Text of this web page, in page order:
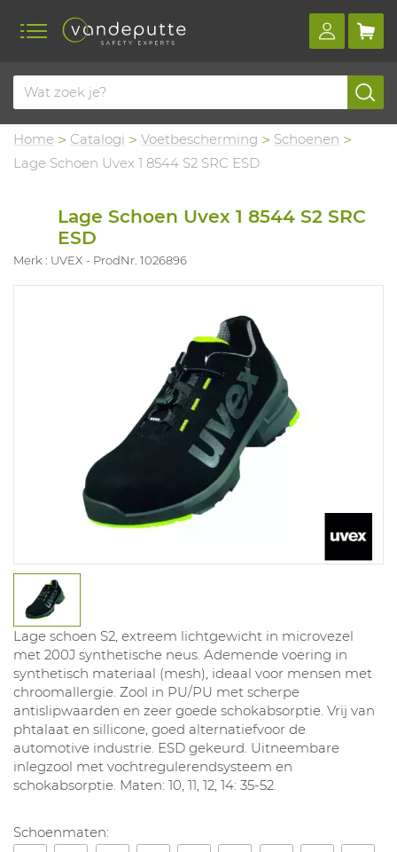
Home Catalogi Voetbescherming
Schoenen
Lage Schoen Uvex 1 8544 S2 SRC ESD
Lage Schoen Uvex 1 8544 S2 SRC
ESD
Merk : UVEX ProdNr. 1026896
Lage schoen S2, extreem lichtgewicht in microvezel
met 200J synthetische neus. Ademende voering in
synthetisch materiaal (mesh), ideaal voor mensen met
chroomallergie. Zool in PU/PU met scherpe
antislipwaarden en zeer goede schokabsorptie. Vrij van
phtalaat en sillicone, goed alternatiefvoor de
automotive industrie. ESD gekeurd. Uitneembare
inlegzool met vochtregulerendsysteem en
schokabsorptie. Maten: 10, 11, 12, 14: 35-52.
Schoenmaten: